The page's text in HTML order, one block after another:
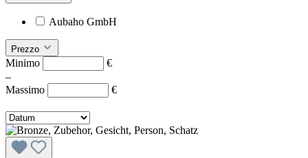
Aubaho GmbH
Prezzo
Minimo
€
–
Massimo
€